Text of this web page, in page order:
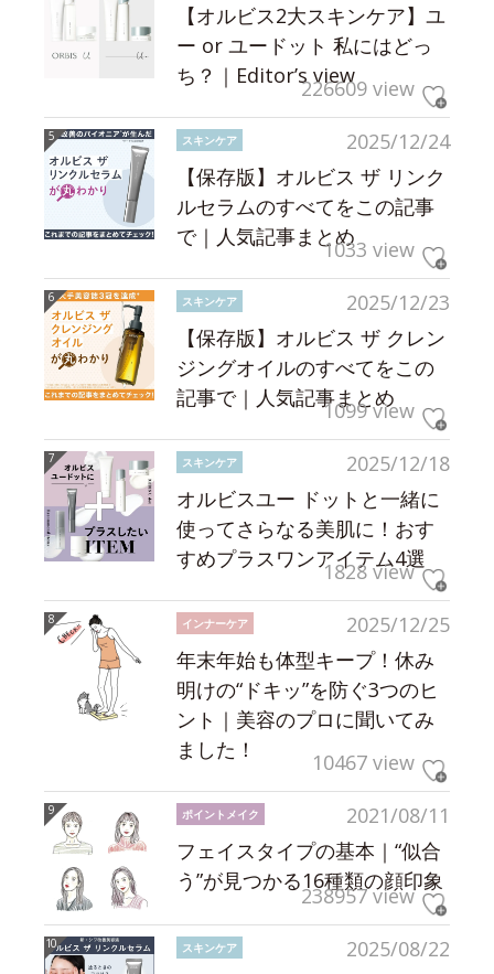
【オルビス2大スキンケア】ユ
ー or ユードット 私にはどっ
ち？｜Editor’s view226609 view
2025/12/24
スキンケア
【保存版】オルビス ザ リンク
ルセラムのすべてをこの記事
で｜人気記事まとめ1033 view
2025/12/23
スキンケア
【保存版】オルビス ザ クレン
ジングオイルのすべてをこの
記事で｜人気記事まとめ
1099 view
2025/12/18
スキンケア
オルビスユー ドットと一緒に
使ってさらなる美肌に！おす
すめプラスワンアイテム4選
1828 view
2025/12/25
インナーケア
年末年始も体型キープ！休み
明けの“ドキッ”を防ぐ3つのヒ
ント｜美容のプロに聞いてみ
ました！
10467 view
2021/08/11
ポイントメイク
フェイスタイプの基本｜“似合
う”が見つかる16種類の顔印象
238957 view
2025/08/22
スキンケア